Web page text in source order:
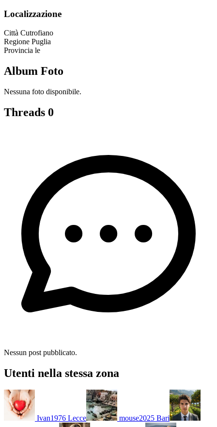
Localizzazione
Città Cutrofiano
Regione Puglia
Provincia le
Album Foto
Nessuna foto disponibile.
Threads 0
Nessun post pubblicato.
Utenti nella stessa zona
Ivan1976 Lecce mouse2025 Bari